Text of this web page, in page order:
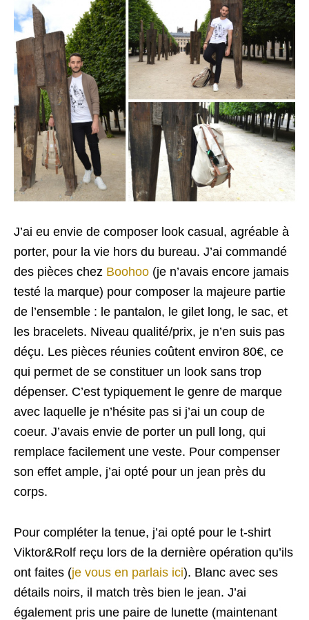
J’ai eu envie de composer look casual, agréable à
porter, pour la vie hors du bureau. J’ai commandé
des pièces chez Boohoo (je n’avais encore jamais
testé la marque) pour composer la majeure partie
de l’ensemble : le pantalon, le gilet long, le sac, et
les bracelets. Niveau qualité/prix, je n’en suis pas
déçu. Les pièces réunies coûtent environ 80€, ce
qui permet de se constituer un look sans trop
dépenser. C’est typiquement le genre de marque
avec laquelle je n’hésite pas si j’ai un coup de
coeur. J’avais envie de porter un pull long, qui
remplace facilement une veste. Pour compenser
son effet ample, j’ai opté pour un jean près du
corps.
Pour compléter la tenue, j’ai opté pour le t-shirt
Viktor&Rolf reçu lors de la dernière opération qu’ils
ont faites (je vous en parlais ici). Blanc avec ses
détails noirs, il match très bien le jean. J’ai
également pris une paire de lunette (maintenant